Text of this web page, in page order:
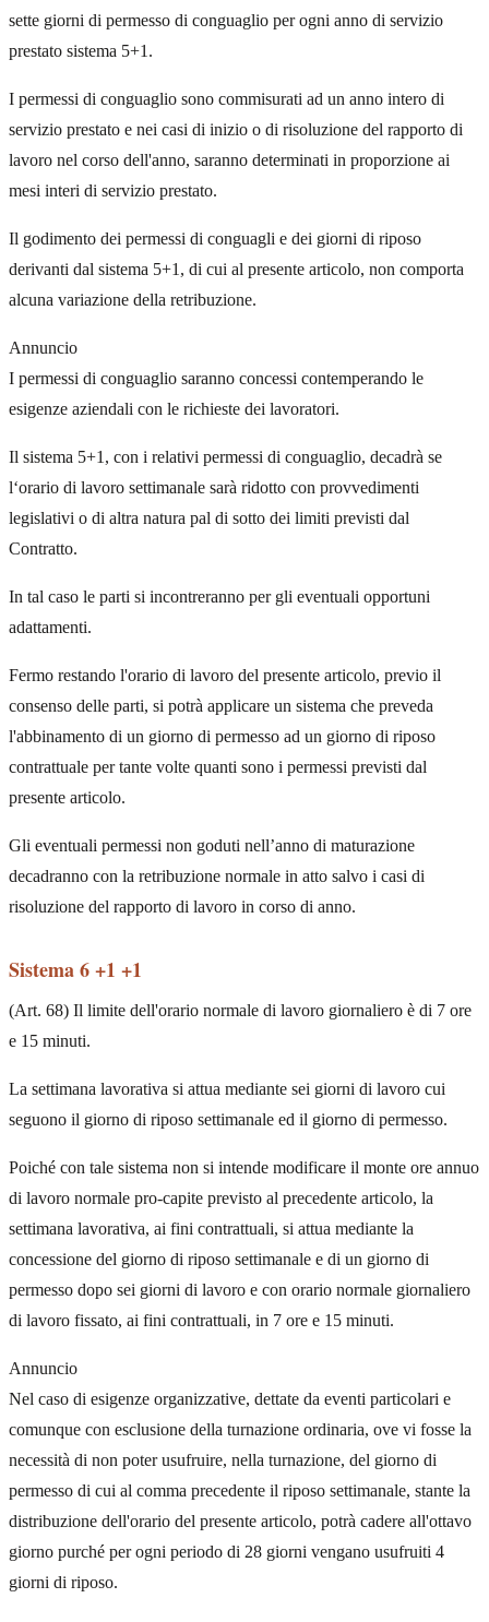
sette giorni di permesso di conguaglio per ogni anno di servizio
prestato sistema 5+1.
I permessi di conguaglio sono commisurati ad un anno intero di
servizio prestato e nei casi di inizio o di risoluzione del rapporto di
lavoro nel corso dell'anno, saranno determinati in proporzione ai
mesi interi di servizio prestato.
Il godimento dei permessi di conguagli e dei giorni di riposo
derivanti dal sistema 5+1, di cui al presente articolo, non comporta
alcuna variazione della retribuzione.
Annuncio
I permessi di conguaglio saranno concessi contemperando le
esigenze aziendali con le richieste dei lavoratori.
Il sistema 5+1, con i relativi permessi di conguaglio, decadrà se
l‘orario di lavoro settimanale sarà ridotto con provvedimenti
legislativi o di altra natura pal di sotto dei limiti previsti dal
Contratto.
In tal caso le parti si incontreranno per gli eventuali opportuni
adattamenti.
Fermo restando l'orario di lavoro del presente articolo, previo il
consenso delle parti, si potrà applicare un sistema che preveda
l'abbinamento di un giorno di permesso ad un giorno di riposo
contrattuale per tante volte quanti sono i permessi previsti dal
presente articolo.
Gli eventuali permessi non goduti nell’anno di maturazione
decadranno con la retribuzione normale in atto salvo i casi di
risoluzione del rapporto di lavoro in corso di anno.
Sistema 6 +1 +1
(Art. 68) Il limite dell'orario normale di lavoro giornaliero è di 7 ore
e 15 minuti.
La settimana lavorativa si attua mediante sei giorni di lavoro cui
seguono il giorno di riposo settimanale ed il giorno di permesso.
Poiché con tale sistema non si intende modificare il monte ore annuo
di lavoro normale pro-capite previsto al precedente articolo, la
settimana lavorativa, ai fini contrattuali, si attua mediante la
concessione del giorno di riposo settimanale e di un giorno di
permesso dopo sei giorni di lavoro e con orario normale giornaliero
di lavoro fissato, ai fini contrattuali, in 7 ore e 15 minuti.
Annuncio
Nel caso di esigenze organizzative, dettate da eventi particolari e
comunque con esclusione della turnazione ordinaria, ove vi fosse la
necessità di non poter usufruire, nella turnazione, del giorno di
permesso di cui al comma precedente il riposo settimanale, stante la
distribuzione dell'orario del presente articolo, potrà cadere all'ottavo
giorno purché per ogni periodo di 28 giorni vengano usufruiti 4
giorni di riposo.